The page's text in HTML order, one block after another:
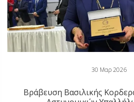
30 Μαρ 2026
Βράβευση Βασιλικής